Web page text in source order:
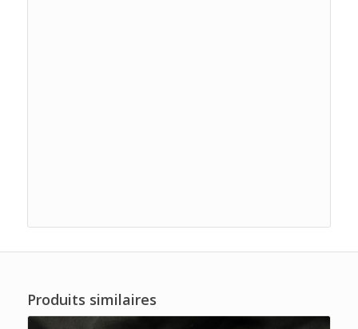
Produits similaires